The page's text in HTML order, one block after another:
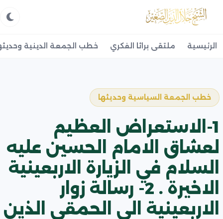
الرئيسية ملتقى براثا الفكري خطب الجمعة الدينية
خطب الجمعة السياسية وحديثها
1-الاستعراض العظيم
لعشاق الامام الحسين عليه
السلام في الزيارة الاربعينية
الاخيرة . 2- رسالة زوار
الاربعينية الى الحمقى الذين